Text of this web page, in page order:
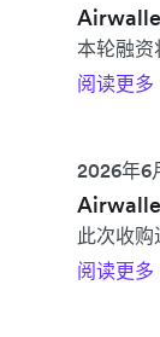
本轮融资
阅读更多
2026年6
此次收
阅读更多